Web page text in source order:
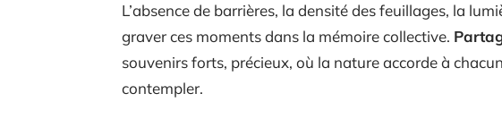
L’absence de barrières, la densité des feuillages, la
graver ces moments dans la mémoire collective.
souvenirs forts, précieux, où la nature accorde à
contempler.